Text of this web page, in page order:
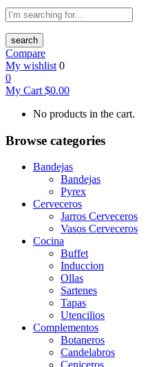
search
Compare
My wishlist 0
0
My Cart $0.00
No products in the cart.
Browse categories
Bandejas
Bandejas
Pyrex
Cerveceros
Jarros Cerveceros
Vasos Cerveceros
Cocina
Buffet
Induccion
Ollas
Sartenes
Tapas
Utencilios
Complementos
Botaneros
Candelabros